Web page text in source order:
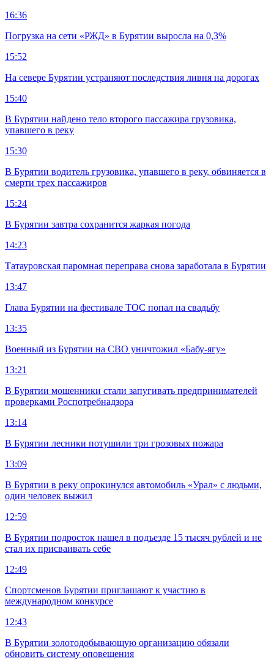
16:36
Погрузка на сети «РЖД» в Бурятии выросла на 0,3%
15:52
На севере Бурятии устраняют последствия ливня на дорогах
15:40
В Бурятии найдено тело второго пассажира грузовика,
упавшего в реку
15:30
В Бурятии водитель грузовика, упавшего в реку, обвиняется в
смерти трех пассажиров
15:24
В Бурятии завтра сохранится жаркая погода
14:23
Татауровская паромная переправа снова заработала в Бурятии
13:47
Глава Бурятии на фестивале ТОС попал на свадьбу
13:35
Военный из Бурятии на СВО уничтожил «Бабу-ягу»
13:21
В Бурятии мошенники стали запугивать предпринимателей
проверками Роспотребнадзора
13:14
В Бурятии лесники потушили три грозовых пожара
13:09
В Бурятии в реку опрокинулся автомобиль «Урал» с людьми,
один человек выжил
12:59
В Бурятии подросток нашел в подъезде 15 тысяч рублей и не
стал их присваивать себе
12:49
Спортсменов Бурятии приглашают к участию в
международном конкурсе
12:43
В Бурятии золотодобывающую организацию обязали
обновить систему оповещения